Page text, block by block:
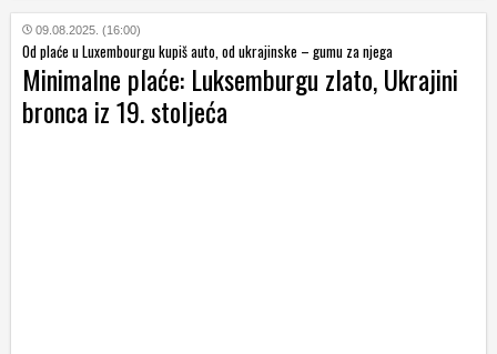
09.08.2025. (16:00)
Od plaće u Luxembourgu kupiš auto, od ukrajinske – gumu za njega
Minimalne plaće: Luksemburgu zlato, Ukrajini
bronca iz 19. stoljeća